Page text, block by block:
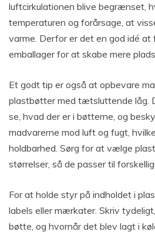
luftcirkulationen blive begrænset,
temperaturen og forårsage, at
varme. Derfor er det en god idé at
emballager for at skabe mere
Et godt tip er også at opbevare
plastbøtter med tætsluttende låg.
se, hvad der er i bøtterne, og
madvarerne mod luft og fugt,
holdbarhed. Sørg for at vælge
størrelser, så de passer til
For at holde styr på indholdet i
labels eller mærkater. Skriv
bøtte, og hvornår det blev lagt i